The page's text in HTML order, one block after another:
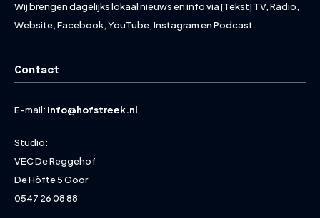
Wij brengen dagelijks lokaal nieuws en info via [Tekst] TV, Radio,
Website, Facebook, YouTube, Instagram en Podcast.
Contact
E-mail: info@hofstreek.nl
Studio:
VEC De Reggehof
De Höfte 5 Goor
0547 26 08 88